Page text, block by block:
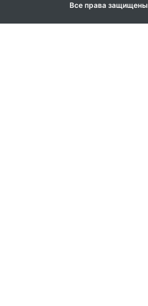
Все права защищены